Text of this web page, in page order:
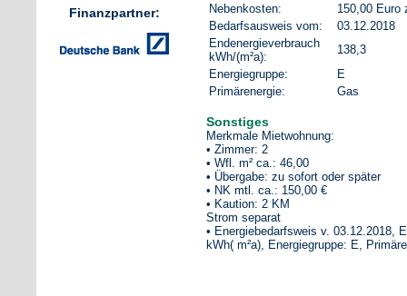
Finanzpartner:
Nebenkosten:
150,00 Euro
Bedarfsausweis vom:
03.12.2018
Endenergieverbrauch
kWh/(m²a):
138,3
Energiegruppe:
E
Primärenergie:
Gas
Sonstiges
Merkmale Mietwohnung:
• Zimmer: 2
• Wfl. m² ca.: 46,00
• Übergabe: zu sofort oder später
• NK mtl. ca.: 150,00 €
• Kaution: 2 KM
Strom separat
• Energiebedarfsweis v. 03.12.2018,
kWh( m²a), Energiegruppe: E,